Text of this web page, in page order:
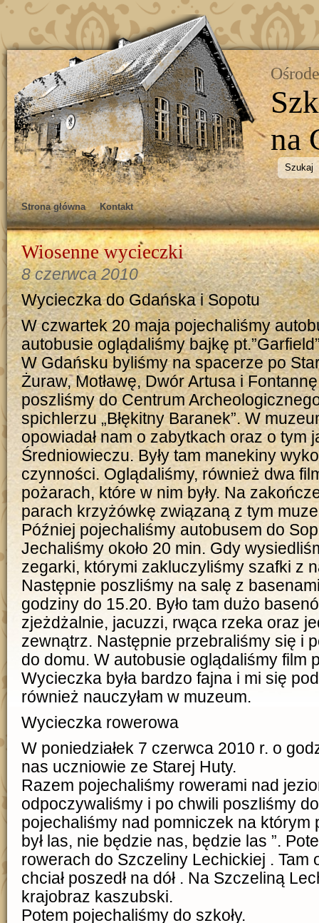
na
Strona główna Kontakt
Wiosenne wycieczki
8 czerwca 2010
Wycieczka do Gdańska i Sopotu
W czwartek 20 maja pojechaliśmy
autobusie oglądaliśmy bajkę
W Gdańsku byliśmy na spacerze po
Żuraw, Motławę, Dwór Artusa i
poszliśmy do Centrum Archeologicznego
spichlerzu „Błękitny Baranek”. W
opowiadał nam o zabytkach oraz o tym
Średniowieczu. Były tam manekiny
czynności. Oglądaliśmy, również dwa
pożarach, które w nim były. Na
parach krzyżówkę związaną z tym
Później pojechaliśmy autobusem do
Jechaliśmy około 20 min. Gdy
zegarki, którymi zakluczyliśmy szafki z
Następnie poszliśmy na salę z
godziny do 15.20. Było tam dużo
zjeżdżalnie, jacuzzi, rwąca rzeka oraz
zewnątrz. Następnie przebraliśmy się i
do domu. W autobusie oglądaliśmy film
Wycieczka była bardzo fajna i mi się
również nauczyłam w muzeum.
Wycieczka rowerowa
W poniedziałek 7 czerwca 2010 r. o
nas uczniowie ze Starej Huty.
Razem pojechaliśmy rowerami nad
odpoczywaliśmy i po chwili poszliśmy
pojechaliśmy nad pomniczek na którym
był las, nie będzie nas, będzie las ”.
rowerach do Szczeliny Lechickiej . Tam
chciał poszedł na dół . Na Szczeliną
krajobraz kaszubski.
Potem pojechaliśmy do szkoły.